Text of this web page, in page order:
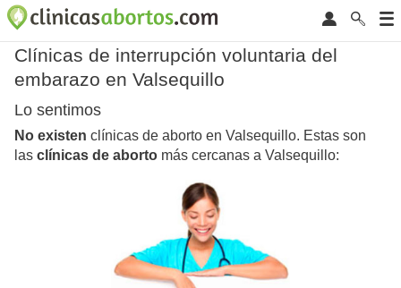
Clínicas de interrupción voluntaria del
embarazo en Valsequillo
Lo sentimos
No existen clínicas de aborto en Valsequillo. Estas son
las clínicas de aborto más cercanas a Valsequillo: